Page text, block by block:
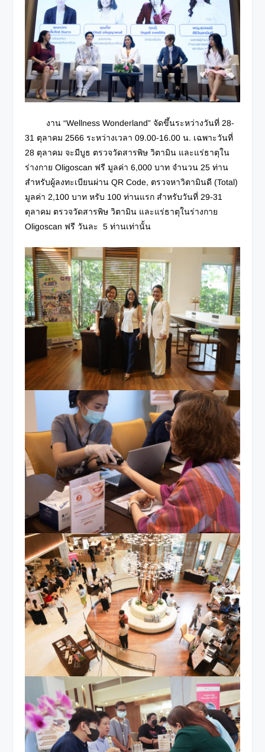
งาน “Wellness Wonderland” จัดขึ้นระหว่างวันที่ 28-
31 ตุลาคม 2566 ระหว่างเวลา 09.00-16.00 น. เฉพาะวันที่
28 ตุลาคม จะมีบูธ ตรวจวัดสารพิษ วิตามิน และแร่ธาตุใน
ร่างกาย Oligoscan ฟรี มูลค่า 6,000 บาท จำนวน 25 ท่าน
สำหรับผู้ลงทะเบียนผ่าน QR Code, ตรวจหาวิตามินดี (Total)
มูลค่า 2,100 บาท หรับ 100 ท่านแรก สำหรับวันที่ 29-31
ตุลาคม ตรวจวัดสารพิษ วิตามิน และแร่ธาตุในร่างกาย
Oligoscan ฟรี วันละ 5 ท่านเท่านั้น